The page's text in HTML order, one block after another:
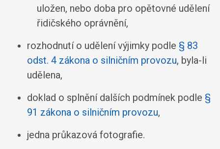
uložen, nebo doba pro opětovné udělení
řidičského oprávnění,
rozhodnutí o udělení výjimky podle § 83
odst. 4 zákona o silničním provozu, byla-li
udělena,
doklad o splnění dalších podmínek podle §
91 zákona o silničním provozu,
jedna průkazová fotografie.